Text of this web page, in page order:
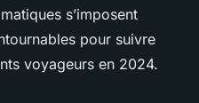
s’imposent
pour suivre
voyageurs en 2024.